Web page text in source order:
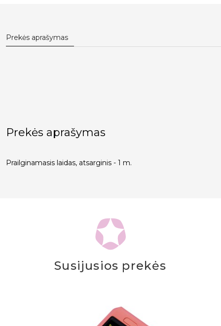
Prekės aprašymas
Prekės aprašymas
Prailginamasis laidas, atsarginis - 1 m.
Susijusios prekės